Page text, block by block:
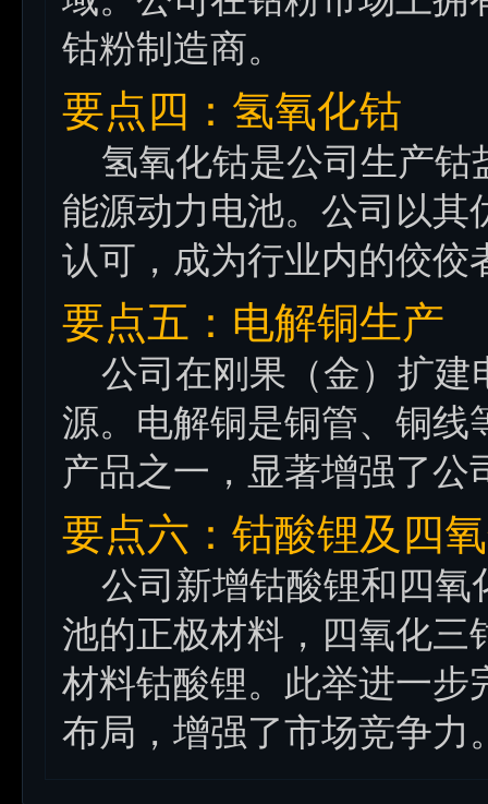
钴粉制造商。
要点四：氢氧化钴
氢氧化钴是公司生产钴
能源动力电池。公司以其
认可，成为行业内的佼佼
要点五：电解铜生产
公司在刚果（金）扩建
源。电解铜是铜管、铜线
产品之一，显著增强了公
要点六：钴酸锂及四
公司新增钴酸锂和四氧
池的正极材料，四氧化三
材料钴酸锂。此举进一步
布局，增强了市场竞争力